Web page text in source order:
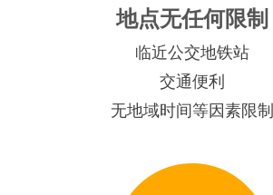
地点无任何限制
临近公交地铁站
交通便利
无地域时间等因素限制